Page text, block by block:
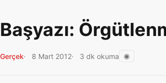
Başyazı:
Gerçek 8 Mart 2012 3 dk okuma ◉